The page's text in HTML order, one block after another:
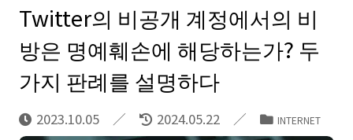
Twitter의 비공개 계정에서의 비
방은 명예훼손에 해당하는가? 두
가지 판례를 설명하다
2023.10.05 2024.05.22 INTERNET